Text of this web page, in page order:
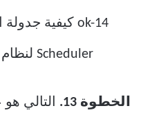
الخطوة 13. التالي هو